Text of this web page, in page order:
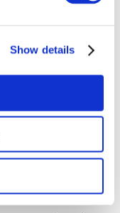
Show details